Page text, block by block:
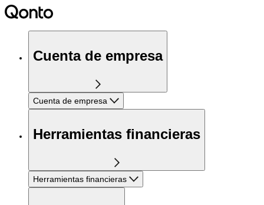
Cuenta de empresa
Cuenta de empresa
Herramientas financieras
Herramientas financieras